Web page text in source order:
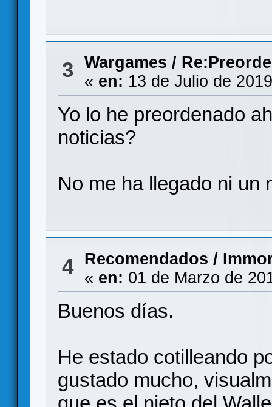
3 Wargames /
« en: 13 de Julio de
Yo lo he preordenado
noticias?
No me ha llegado ni un
4 Recomendados /
« en: 01 de Marzo de
Buenos días.
He estado cotilleando
gustado mucho,